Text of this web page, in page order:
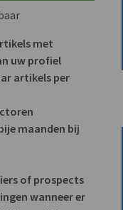
met
uw profiel
artikels per
maanden bij
of prospects
wanneer er